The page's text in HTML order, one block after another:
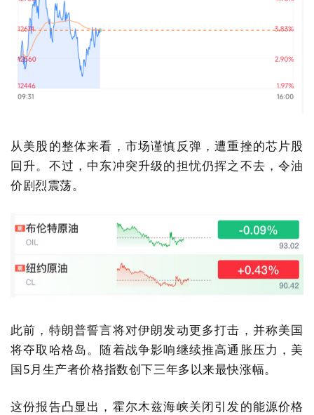
从美股的整体来看， 市场谨慎反弹，遭重挫的芯片股
回升。不过，中东冲突升级的担忧仍挥之不去，令油
价剧烈震荡。
此前，特朗普誓言将对伊朗发动更多打击，并称美国
将夺取哈格岛。随着战争影响继续推高通胀压力，美
国5月生产者价格指数创下三年多以来最快涨幅。
这份报告凸显出，霍尔木兹海峡关闭引发的能源价格